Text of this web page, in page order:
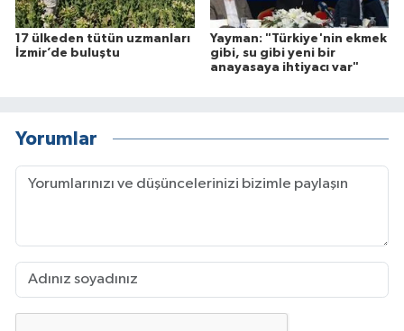
17 ülkeden tütün uzmanları
İzmir’de buluştu
Yayman: "Türkiye'nin ekmek
gibi, su gibi yeni bir
anayasaya ihtiyacı var"
Yorumlar